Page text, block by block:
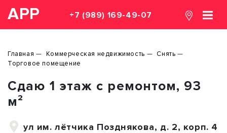
АРР +7 (989) 169-49-07
Главная Коммерческая недвижимость
Снять
Торговое помещение
Сдаю 1 этаж с ремонтом, 93
м²
ул им. лётчика Позднякова, д. 2, корп. 4